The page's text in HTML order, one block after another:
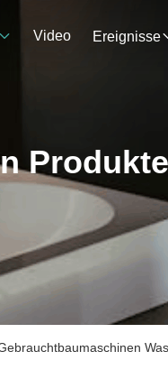
Video Ereignisse